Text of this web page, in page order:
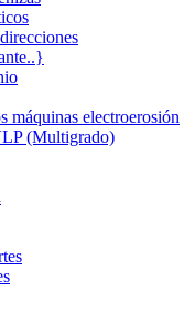
máquinas electroerosión
(Multigrado)